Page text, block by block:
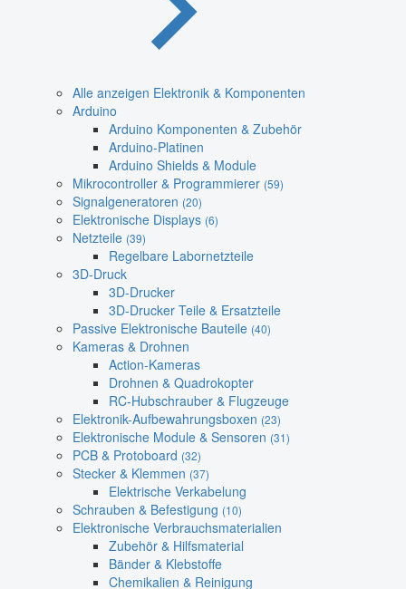
Alle anzeigen Elektronik & Komponenten
Arduino
Arduino Komponenten & Zubehör
Arduino-Platinen
Arduino Shields & Module
Mikrocontroller & Programmierer (59)
Signalgeneratoren (20)
Elektronische Displays (6)
Netzteile (39)
Regelbare Labornetzteile
3D-Druck
3D-Drucker
3D-Drucker Teile & Ersatzteile
Passive Elektronische Bauteile (40)
Kameras & Drohnen
Action-Kameras
Drohnen & Quadrokopter
RC-Hubschrauber & Flugzeuge
Elektronik-Aufbewahrungsboxen (23)
Elektronische Module & Sensoren (31)
PCB & Protoboard (32)
Stecker & Klemmen (37)
Elektrische Verkabelung
Schrauben & Befestigung (10)
Elektronische Verbrauchsmaterialien
Zubehör & Hilfsmaterial
Bänder & Klebstoffe
Chemikalien & Reinigung